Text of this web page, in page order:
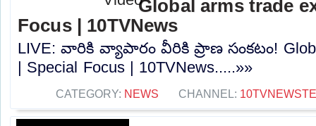
Global arms trade
Focus | 10TVNews
LIVE: వారికి వ్యాపారం వీరికి ప్రాణ సంకటం!
| Special Focus | 10TVNews.....»»
CATEGORY: NEWS CHANNEL: